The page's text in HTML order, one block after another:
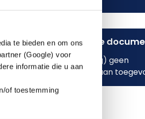
te bieden en om ons
(Google) voor
informatie die u aan
of toestemming
Belangrijke
Hier zijn (nog) geen
bestanden aan